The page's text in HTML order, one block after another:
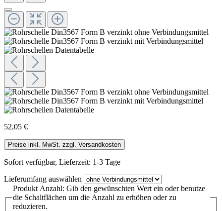
52,05 €
Preise inkl. MwSt. zzgl. Versandkosten
Sofort verfügbar, Lieferzeit: 1-3 Tage
Lieferumfang auswählen
Produkt Anzahl: Gib den gewünschten Wert ein oder benutze
die Schaltflächen um die Anzahl zu erhöhen oder zu
reduzieren.